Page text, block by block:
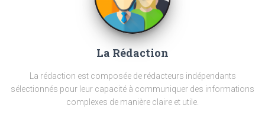
La Rédaction
La rédaction est composée de rédacteurs indépendants
sélectionnés pour leur capacité à communiquer des informations
complexes de manière claire et utile.